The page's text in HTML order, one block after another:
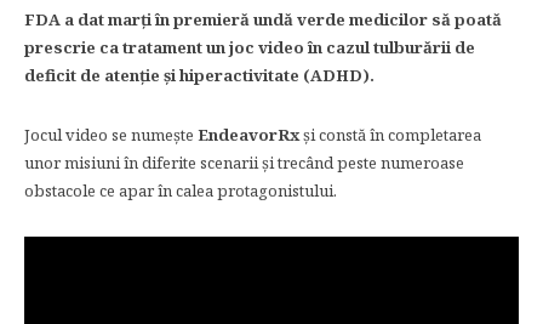
FDA a dat marţi în premieră undă verde medicilor să poată
prescrie ca tratament un joc video în cazul tulburării de
deficit de atenţie şi hiperactivitate (ADHD).
Jocul video se numește EndeavorRxși constă în completarea
unor misiuni în diferite scenarii şi trecând peste numeroase
obstacole ce apar în calea protagonistului.